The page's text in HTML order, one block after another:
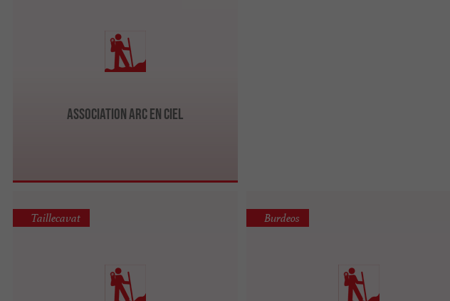
Association Arc en Ciel
Taillecavat Burdeos